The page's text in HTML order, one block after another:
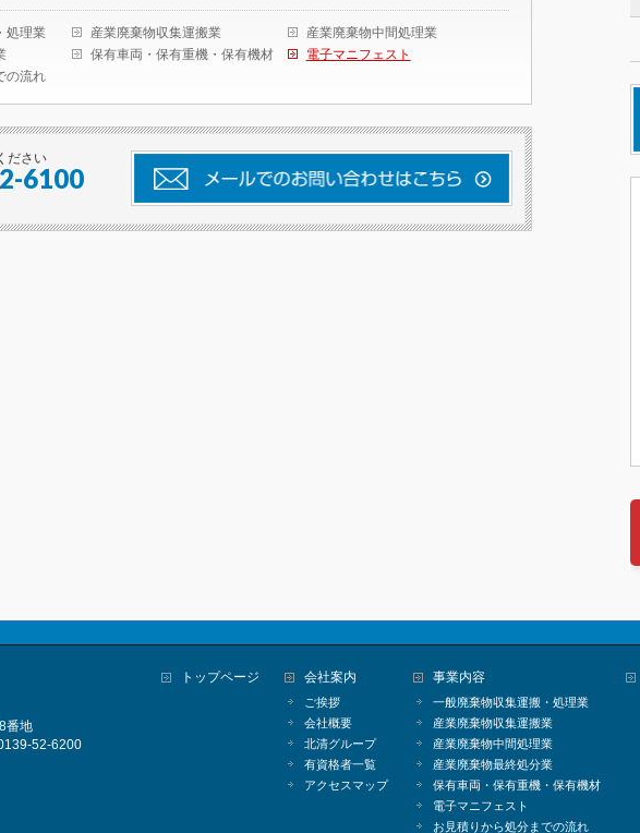
処理業 産業廃棄物収集運搬業
産業廃棄物中間処理業
保有車両・保有重機・保有機材
電子マニフェスト
の流れ
ださい
6100
番地
52-6200
トップページ 会社案内
ご挨拶
会社概要
北清グループ
有資格者一覧
アクセスマップ
事業内容
一般廃棄物収集運搬・処理業
産業廃棄物収集運搬業
産業廃棄物中間処理業
産業廃棄物最終処分業
保有車両・保有重機・保有機材
電子マニフェスト
お見積りから処分までの流れ